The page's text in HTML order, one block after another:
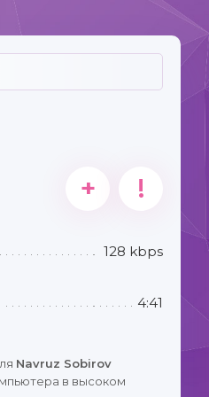
+ !
128 kbps
4:41
Navruz Sobirov
в высоком